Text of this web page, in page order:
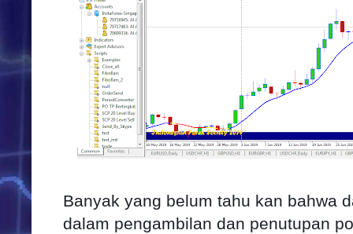
Banyak yang belum tahu kan bahwa
dalam pengambilan dan penutupan